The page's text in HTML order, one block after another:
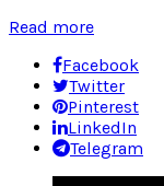
Read more
Facebook
Twitter
Pinterest
LinkedIn
Telegram